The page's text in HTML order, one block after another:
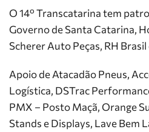
O 14º Transcatarina tem
Governo de Santa Catarina,
Scherer Auto Peças, RH
Apoio de Atacadão Pneus,
Logística, DSTrac
PMX – Posto Maçã, Orange
Stands e Displays, Lave Bem